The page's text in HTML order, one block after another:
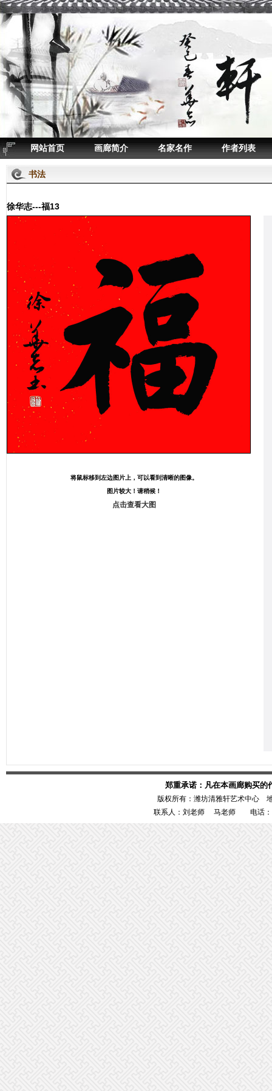
网站首页 画廊简介 名家名作 作者列表
书法
徐华志---福13
将鼠标移到左边图片上，可以看到清晰的图像。
图片较大！请稍候！
点击查看大图
郑重承诺：凡在本画廊购买的
版权所有：潍坊清雅轩艺术中心
联系人：刘老师 马老师 电话